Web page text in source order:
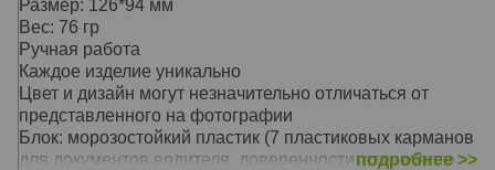
Она надежно сохранит ваши документы от
повреждений. Более того, обложка несет в себе не
только функциональное и практическое значение, но и
эстетическое
Данная нестандартная модель подчеркнет вашу яркую
индивидуальность. Ее главная изюминка - интересное
сочетание цветов и фактур кожи.
Размер: 126*94 мм
Вес: 76 гр
Ручная работа
Каждое изделие уникально
Цвет и дизайн могут незначительно отличаться от
представленного на фотографии
Блок: морозостойкий пластик (7 пластиковых карманов
для документов водителя, доверенности, страхового
подробнее >>